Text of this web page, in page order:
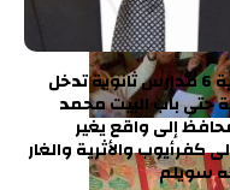
ثورة تعليمية جديدة مستمرة بالشرقية 6 مدارس ثانوية تدخل
حتى باب البيت محمد
إلى واقع يغير
كفرأيوب والأثرية والغار
سويلم